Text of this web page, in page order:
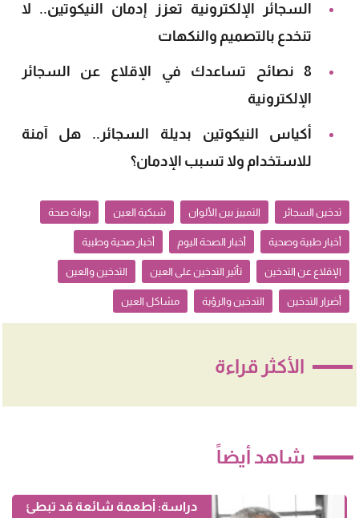
السجائر الإلكترونية تعزز إدمان النيكوتين.. لا
تنخدع بالتصميم والنكهات
8 نصائح تساعدك في الإقلاع عن السجائر
الإلكترونية
أكياس النيكوتين بديلة السجائر.. هل آمنة
للاستخدام ولا تسبب الإدمان؟
تدخين السجائر التمييز بين الألوان شبكية العين بوابة صحة
أخبار طبية وصحية أخبار الصحة اليوم أخبار صحية وطبية
الإقلاع عن التدخين تأثير التدخين على العين التدخين والعين
أضرار التدخين التدخين والرؤية مشاكل العين
الأكثر قراءة
شاهد أيضاً
دراسة: أطعمة شائعة قد تبطئ